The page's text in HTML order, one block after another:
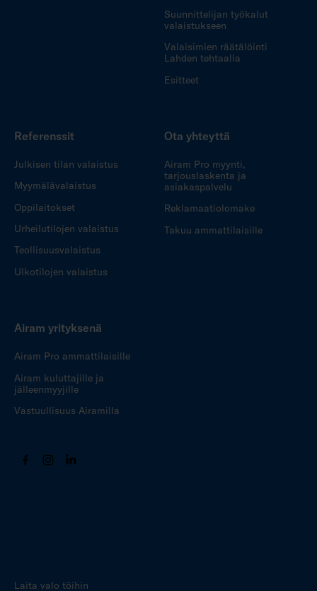
Suunnittelijan työkalut
valaistukseen
Valaisimien räätälöinti
Lahden tehtaalla
Esitteet
Referenssit
Julkisen tilan valaistus
Myymälävalaistus
Oppilaitokset
Urheilutilojen valaistus
Teollisuusvalaistus
Ulkotilojen valaistus
Ota yhteyttä
Airam Pro myynti,
tarjouslaskenta ja
asiakaspalvelu
Reklamaatiolomake
Takuu ammattilaisille
Airam yrityksenä
Airam Pro ammattilaisille
Airam kuluttajille ja
jälleenmyyjille
Vastuullisuus Airamilla
Laita valo töihin